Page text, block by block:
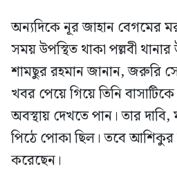
অন্যদিকে নূর জাহান বেগমের
সময় উপস্থিত থাকা পল্লবী
শামছুর রহমান জানান, জরুরি
খবর পেয়ে গিয়ে তিনি
অবস্থায় দেখতে পান। তার
পিঠে পোকা ছিল। তবে আশিকুর
করেছেন।